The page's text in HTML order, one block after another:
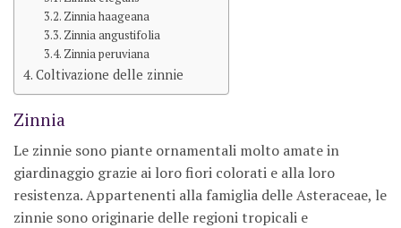
Zinnia haageana
Zinnia angustifolia
Zinnia peruviana
Coltivazione delle zinnie
Zinnia
Le zinnie sono piante ornamentali molto amate in
giardinaggio grazie ai loro fiori colorati e alla loro
resistenza. Appartenenti alla famiglia delle Asteraceae, le
zinnie sono originarie delle regioni tropicali e